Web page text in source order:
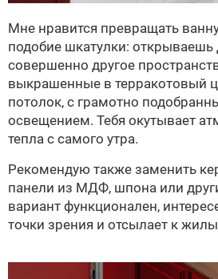
Мне нравится превращать
подобие шкатулки: открываешь
совершенно другое
выкрашенные в терракотовый
потолок, с грамотно
освещением. Тебя окутывает
тепла с самого утра.
Рекомендую также заменить
панели из МДФ, шпона или
вариант функционален,
точки зрения и отсылает к